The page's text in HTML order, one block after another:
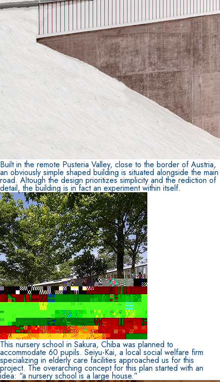
Built in the remote Pusteria Valley, close to the border of Austria,
an obviously simple shaped building is situated alongside the main
road. Altough the design prioritizes simplicity and the rediction of
detail, the building is in fact an experiment within itself.
This nursery school in Sakura, Chiba was planned to
accommodate 60 pupils. Seiyu-Kai, a local social welfare firm
specializing in elderly care facilities approached us for this
project. The overarching concept for this plan started with an
idea: “a nursery school is a large house.”